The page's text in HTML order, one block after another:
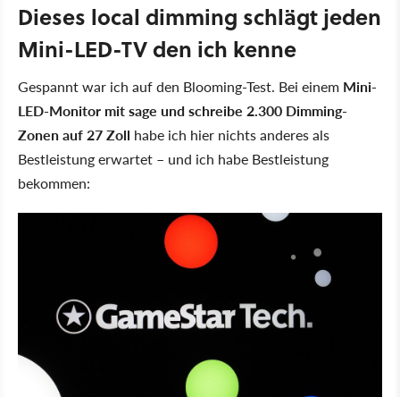
Dieses local dimming schlägt jeden
Mini-LED-TV den ich kenne
Gespannt war ich auf den Blooming-Test. Bei einem Mini-
LED-Monitor mit sage und schreibe 2.300 Dimming-
Zonen auf 27 Zoll habe ich hier nichts anderes als
Bestleistung erwartet – und ich habe Bestleistung
bekommen: